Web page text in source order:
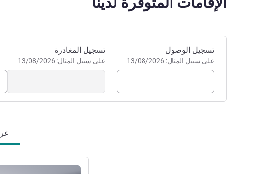
احجز في هذا الفندق
تسجيل الوصول
على سبيل المثال: 13/08/2026
تسجيل المغادرة
على سبيل المثال: 13/08/2026
راجع التفاصيل